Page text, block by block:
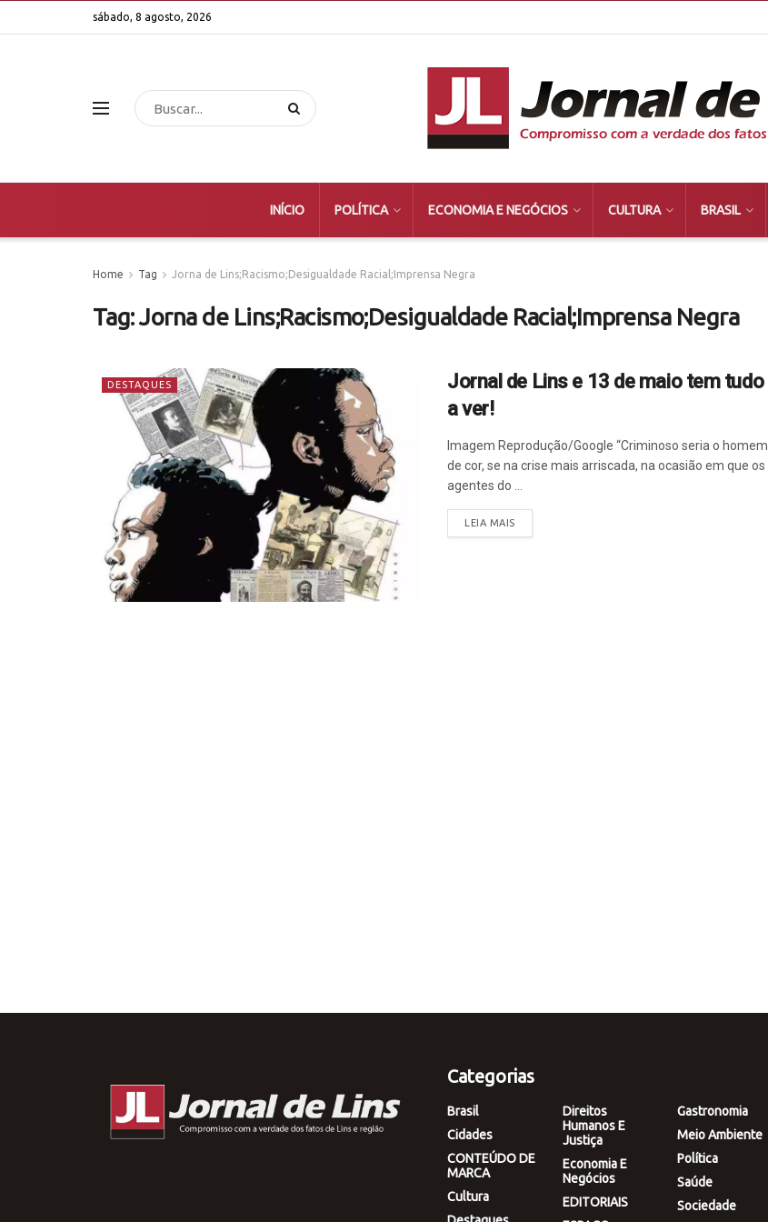
sábado, 8 agosto, 2026
INÍCIO POLÍTICA ECONOMIA E NEGÓCIOS CULTURA BRASIL
Home Tag Jorna de Lins;Racismo;Desigualdade Racial;Imprensa Negra
Tag:Jorna de Lins;Racismo;Desigualdade Racial;Imprensa Negra
DESTAQUES
Jornal de Lins e 13 de maio tem tudo
a ver!
Imagem Reprodução/Google “Criminoso seria o homem
de cor, se na crise mais arriscada, na ocasião em que os
agentes do ...
LEIA MAIS
Categorias
Brasil
Cidades
CONTEÚDO DE
MARCA
Cultura
Direitos
Humanos E
Justiça
Economia E
Negócios
EDITORIAIS
Gastronomia
Meio Ambiente
Política
Saúde
Sociedade